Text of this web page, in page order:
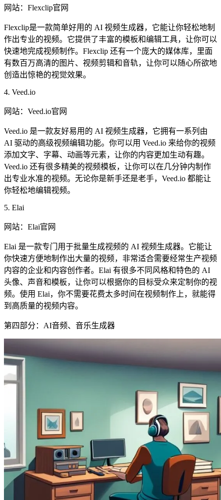
网站：Flexclip官网
Flexclip是一款简单好用的 AI 视频生成器，它能让你轻松地制
作出专业的视频。它提供了丰富的模板和编辑工具，让你可以
快速地完成视频制作。Flexclip 还有一个庞大的媒体库，里面
有数百万高清的图片、视频剪辑和音轨，让你可以随心所欲地
创造出惊艳的视觉效果。
4. Veed.io
网站：Veed.io官网
Veed.io 是一款友好易用的 AI 视频生成器，它拥有一系列由
AI 驱动的高级视频编辑功能。你可以用 Veed.io 来给你的视频
添加文字、字幕、动画等元素，让你的内容更加生动有趣。
Veed.io 还有很多精美的视频模板，让你可以在几分钟内制作
出专业水准的视频。无论你是新手还是老手，Veed.io 都能让
你轻松地编辑视频。
5. Elai
网站：Elai官网
Elai 是一款专门用于批量生成视频的 AI 视频生成器。它能让
你快速方便地制作出大量的视频，非常适合需要经常生产视频
内容的企业和内容创作者。Elai 有很多不同风格和特色的 AI
头像、声音和模板，让你可以根据你的目标受众来定制你的视
频。使用 Elai，你不需要花费太多时间在视频制作上，就能得
到高质量的视频内容。
第四部分：AI音频、音乐生成器